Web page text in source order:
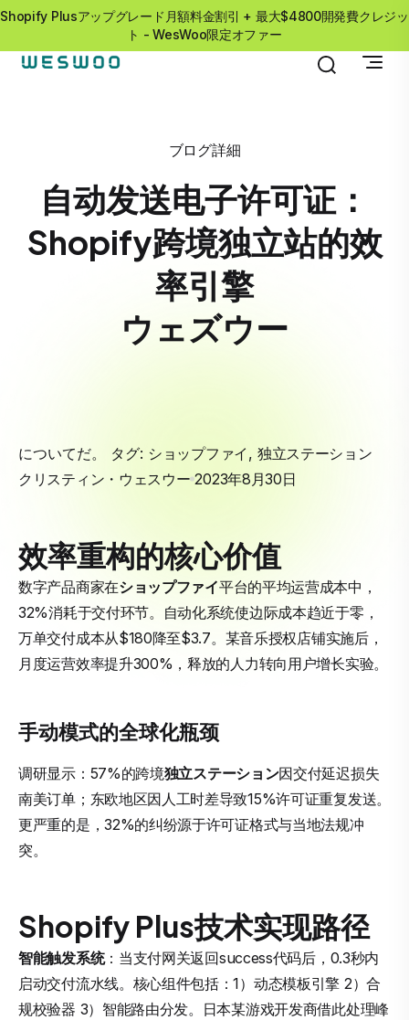
Shopify Plusアップグレード月額料金割引 + 最大$4800開発費クレジッ
ト - WesWoo限定オファー
ブログ詳細
自动发送电子许可证：
Shopify跨境独立站的效
率引擎
ウェズウー
についてだ。 タグ: ショップファイ , 独立ステーション
クリスティン・ウェスウー 2023年8月30日
效率重构的核心价值
数字产品商家在ショップファイ平台的平均运营成本中，
32%消耗于交付环节。自动化系统使边际成本趋近于零，
万单交付成本从$180降至$3.7。某音乐授权店铺实施后，
月度运营效率提升300%，释放的人力转向用户增长实验。
手动模式的全球化瓶颈
调研显示：57%的跨境独立ステーション因交付延迟损失
南美订单；东欧地区因人工时差导致15%许可证重复发送。
更严重的是，32%的纠纷源于许可证格式与当地法规冲
突。
Shopify Plus技术实现路径
智能触发系统：当支付网关返回success代码后，0.3秒内
启动交付流水线。核心组件包括：1）动态模板引擎 2）合
规校验器 3）智能路由分发。日本某游戏开发商借此处理峰